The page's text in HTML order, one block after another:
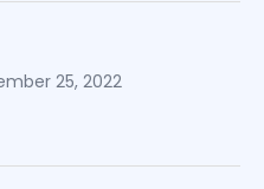
25, 2022